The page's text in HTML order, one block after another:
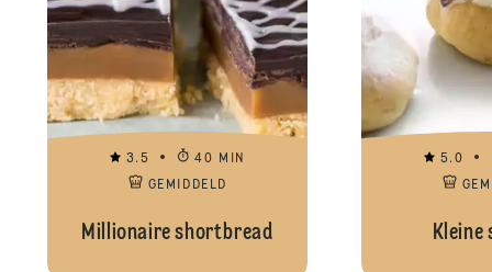
3.5
40 MIN
GEMIDDELD
Millionaire shortbread
5.0
Kleine